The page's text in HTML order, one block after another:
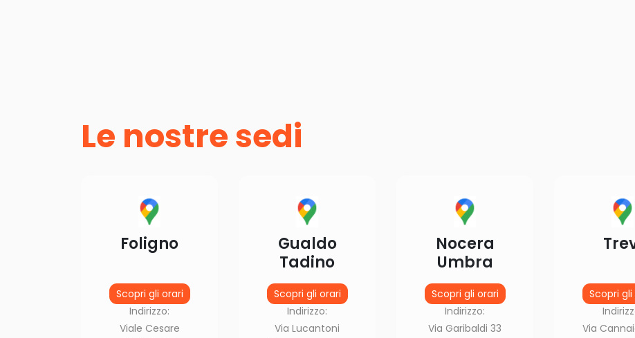
Le nostre sedi
Foligno
Scopri gli orari
Indirizzo:
Viale Cesare
Gualdo
Tadino
Scopri gli orari
Indirizzo:
Via Lucantoni
Nocera
Umbra
Scopri gli orari
Indirizzo:
Via Garibaldi 33
Scopri gli
Via